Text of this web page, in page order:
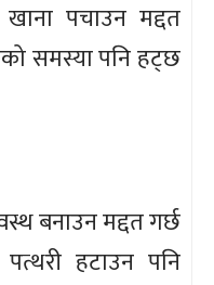
पचाउन मद्दत
समस्या पनि हट्छ
बनाउन मद्दत गर्छ
हटाउन पनि